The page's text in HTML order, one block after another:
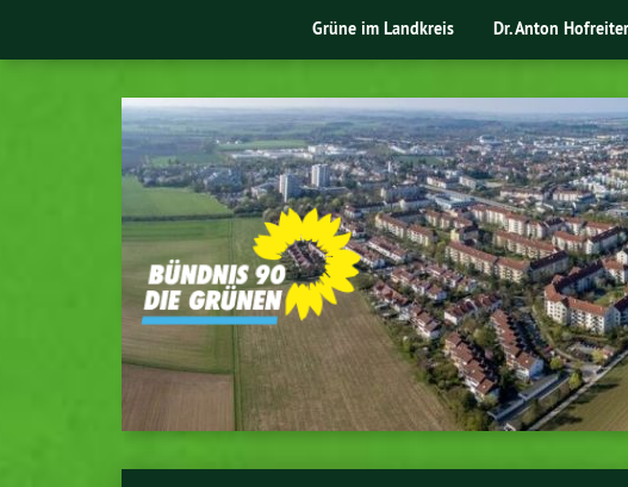
Grüne im Landkreis Dr. Anton